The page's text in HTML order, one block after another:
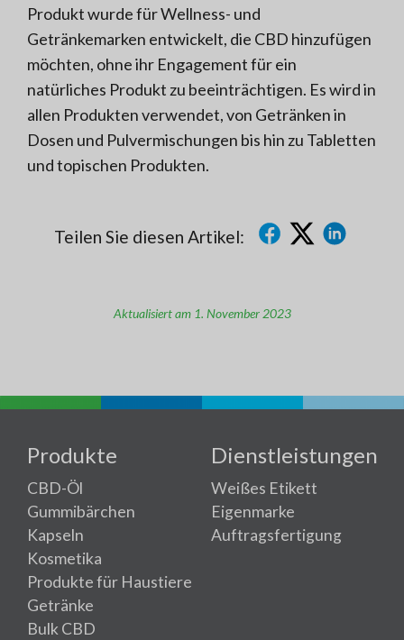
Produkt wurde für Wellness- und
Getränkemarken entwickelt, die CBD hinzufügen
möchten, ohne ihr Engagement für ein
natürliches Produkt zu beeinträchtigen. Es wird in
allen Produkten verwendet, von Getränken in
Dosen und Pulvermischungen bis hin zu Tabletten
und topischen Produkten.
Teilen Sie diesen Artikel:
Aktualisiert am 1. November 2023
Produkte
CBD-Öl
Gummibärchen
Kapseln
Kosmetika
Produkte für Haustiere
Getränke
Bulk CBD
Dienstleistungen
Weißes Etikett
Eigenmarke
Auftragsfertigung